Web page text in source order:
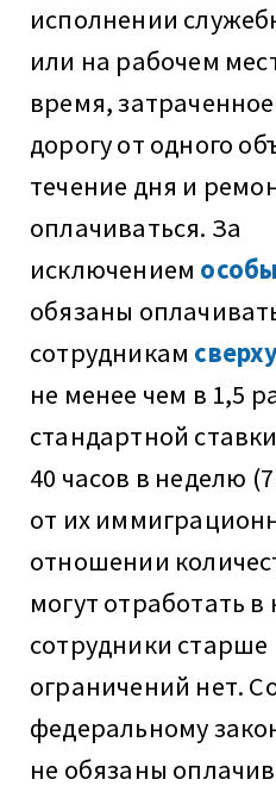
исполнении
или на рабочем
время,
дорогу от одного
течение дня и
оплачиваться. За
исключением
обязаны
сотрудникам
не менее чем в 1,5
стандартной
40 часов в неделю
от их
отношении
могут отработать
сотрудники старше
ограничений нет.
федеральному
не обязаны